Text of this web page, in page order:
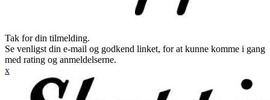
Tak for din tilmelding.
Se venligst din e-mail og godkend linket, for at kunne komme i gang
med rating og anmeldelserne.
x